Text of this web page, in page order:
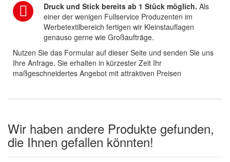
Druck und Stick bereits ab 1 Stück möglich. Als
einer der wenigen Fullservice Produzenten im
Werbetextilbereich fertigen wir Kleinstauflagen
genauso gerne wie Großaufträge.
Nutzen Sie das Formular auf dieser Seite und senden Sie uns
Ihre Anfrage. Sie erhalten in kürzester Zeit Ihr
maßgeschneidertes Angebot mit attraktiven Preisen
Wir haben andere Produkte gefunden,
die Ihnen gefallen könnten!